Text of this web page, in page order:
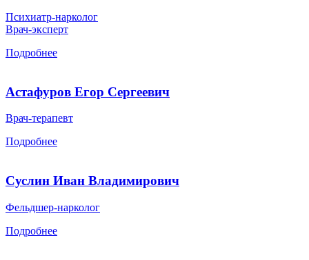
Психиатр-нарколог
Врач-эксперт
Подробнее
Астафуров Егор Сергеевич
Врач-терапевт
Подробнее
Суслин Иван Владимирович
Фельдшер-нарколог
Подробнее